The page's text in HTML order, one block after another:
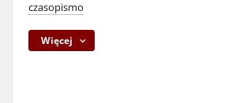
czasopismo
Więcej